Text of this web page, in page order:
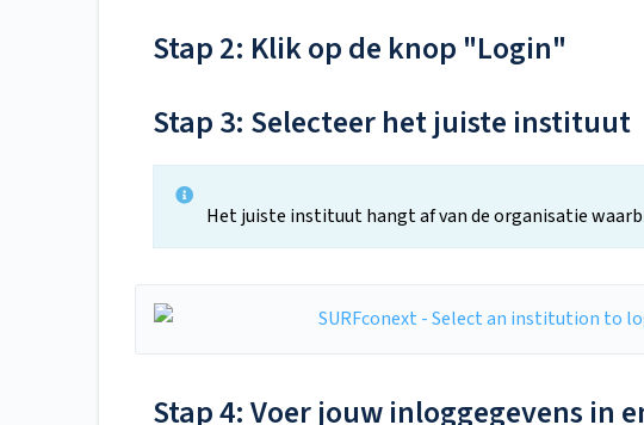
Stap 2: Klik op de knop "Login"
Stap 3: Selecteer het juiste instituut
Het juiste instituut hangt af van de organisatie
Stap 4: Voer jouw inloggegevens in